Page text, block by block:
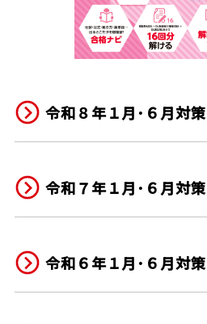
令和８年１月･６月対策
令和７年１月･６月対策
令和６年１月･６月対策